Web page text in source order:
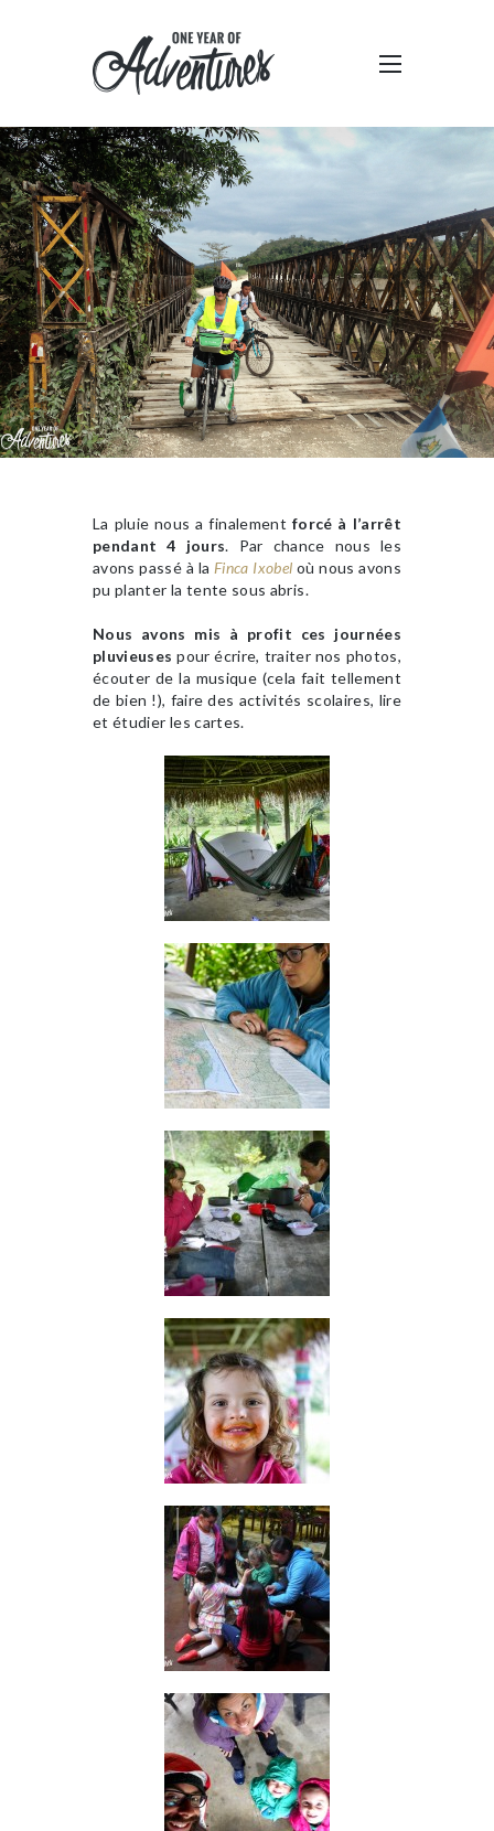
La pluie nous a finalement forcé à l’arrêt
pendant 4 jours. Par chance nous les
avons passé à la Finca Ixobel où nous avons
pu planter la tente sous abris.
Nous avons mis à profit ces journées
pluvieuses pour écrire, traiter nos photos,
écouter de la musique (cela fait tellement
de bien !), faire des activités scolaires, lire
et étudier les cartes.